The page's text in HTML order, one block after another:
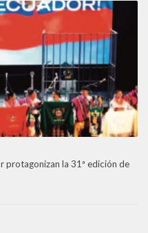
protagonizan la 31ª edición de